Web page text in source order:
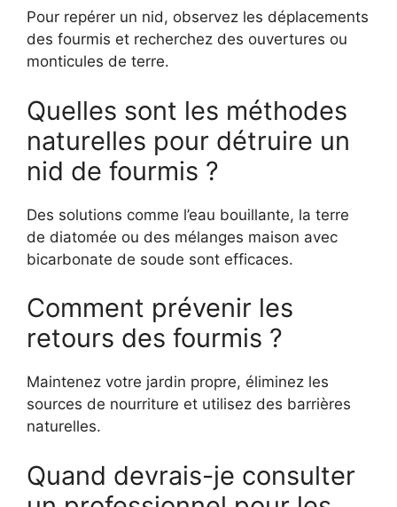
Pour repérer un nid, observez les déplacements
des fourmis et recherchez des ouvertures ou
monticules de terre.
Quelles sont les méthodes
naturelles pour détruire un
nid de fourmis ?
Des solutions comme l’eau bouillante, la terre
de diatomée ou des mélanges maison avec
bicarbonate de soude sont efficaces.
Comment prévenir les
retours des fourmis ?
Maintenez votre jardin propre, éliminez les
sources de nourriture et utilisez des barrières
naturelles.
Quand devrais-je consulter